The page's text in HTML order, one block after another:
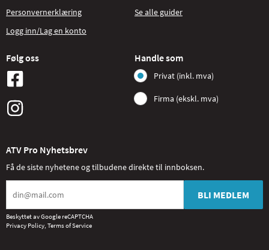
Personvernerklæring
Logg inn/Lag en konto
Se alle guider
Følg oss Handle som
Privat (inkl. mva)
Firma (ekskl. mva)
ATV Pro Nyhetsbrev
Få de siste nyhetene og tilbudene direkte til innboksen.
BLI MEDLEM
Beskyttet av Google reCAPTCHA
Privacy Policy, Terms of Service